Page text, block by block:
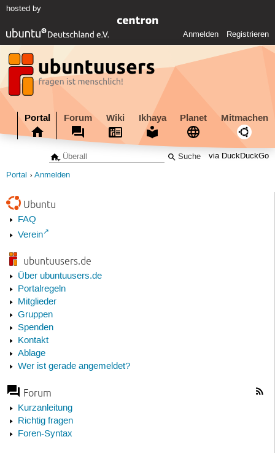
hosted by
Anmelden Registrieren
Portal Forum Wiki Ikhaya Planet Mitmachen
via DuckDuckGo
Portal Anmelden
Ubuntu
FAQ
Verein
ubuntuusers.de
Über ubuntuusers.de
Portalregeln
Mitglieder
Gruppen
Spenden
Kontakt
Ablage
Wer ist gerade angemeldet?
Forum
Kurzanleitung
Richtig fragen
Foren-Syntax